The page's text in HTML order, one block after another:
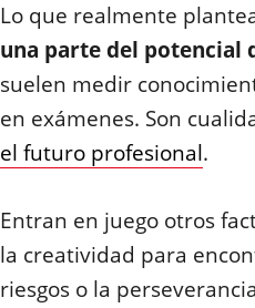
Lo que realmente
una parte del potencial
suelen medir
en exámenes. Son
el futuro profesional.
Entran en juego otros
la creatividad para
riesgos o la